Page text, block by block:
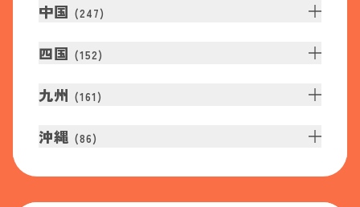
中国 (247)
四国 (152)
九州 (161 )
沖縄 (86)